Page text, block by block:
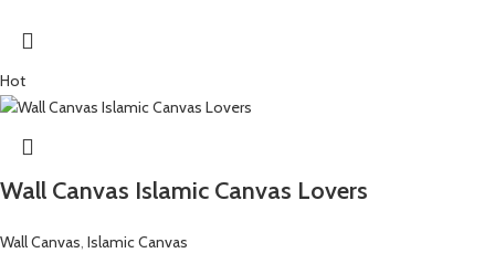
Hot
Wall Canvas Islamic Canvas Lovers
Wall Canvas, Islamic Canvas